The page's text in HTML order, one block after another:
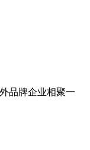
品牌企业相聚一